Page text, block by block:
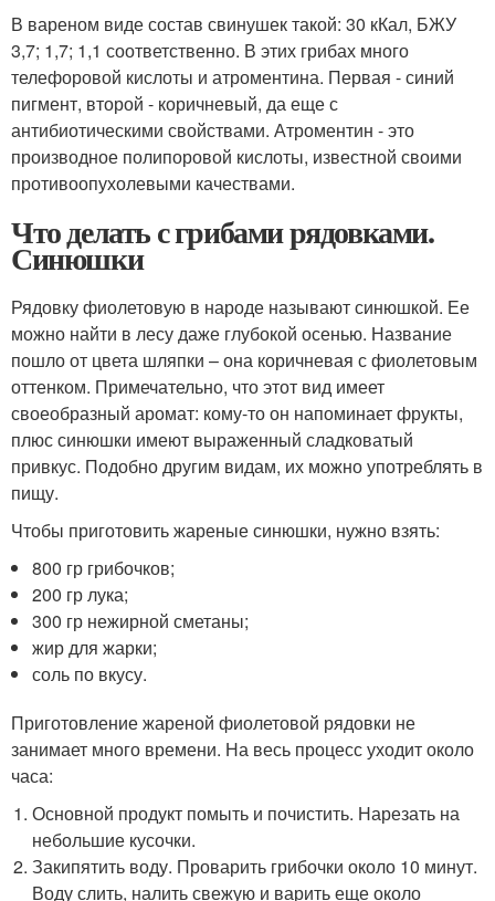
В вареном виде состав свинушек такой: 30 кКал, БЖУ
3,7; 1,7; 1,1 соответственно. В этих грибах много
телефоровой кислоты и атроментина. Первая - синий
пигмент, второй - коричневый, да еще с
антибиотическими свойствами. Атроментин - это
производное полипоровой кислоты, известной своими
противоопухолевыми качествами.
Что делать с грибами рядовками.
Синюшки
Рядовку фиолетовую в народе называют синюшкой. Ее
можно найти в лесу даже глубокой осенью. Название
пошло от цвета шляпки – она коричневая с фиолетовым
оттенком. Примечательно, что этот вид имеет
своеобразный аромат: кому-то он напоминает фрукты,
плюс синюшки имеют выраженный сладковатый
привкус. Подобно другим видам, их можно употреблять в
пищу.
Чтобы приготовить жареные синюшки, нужно взять:
800 гр грибочков;
200 гр лука;
300 гр нежирной сметаны;
жир для жарки;
соль по вкусу.
Приготовление жареной фиолетовой рядовки не
занимает много времени. На весь процесс уходит около
часа:
Основной продукт помыть и почистить. Нарезать на
небольшие кусочки.
Закипятить воду. Проварить грибочки около 10 минут.
Воду слить, налить свежую и варить еще около